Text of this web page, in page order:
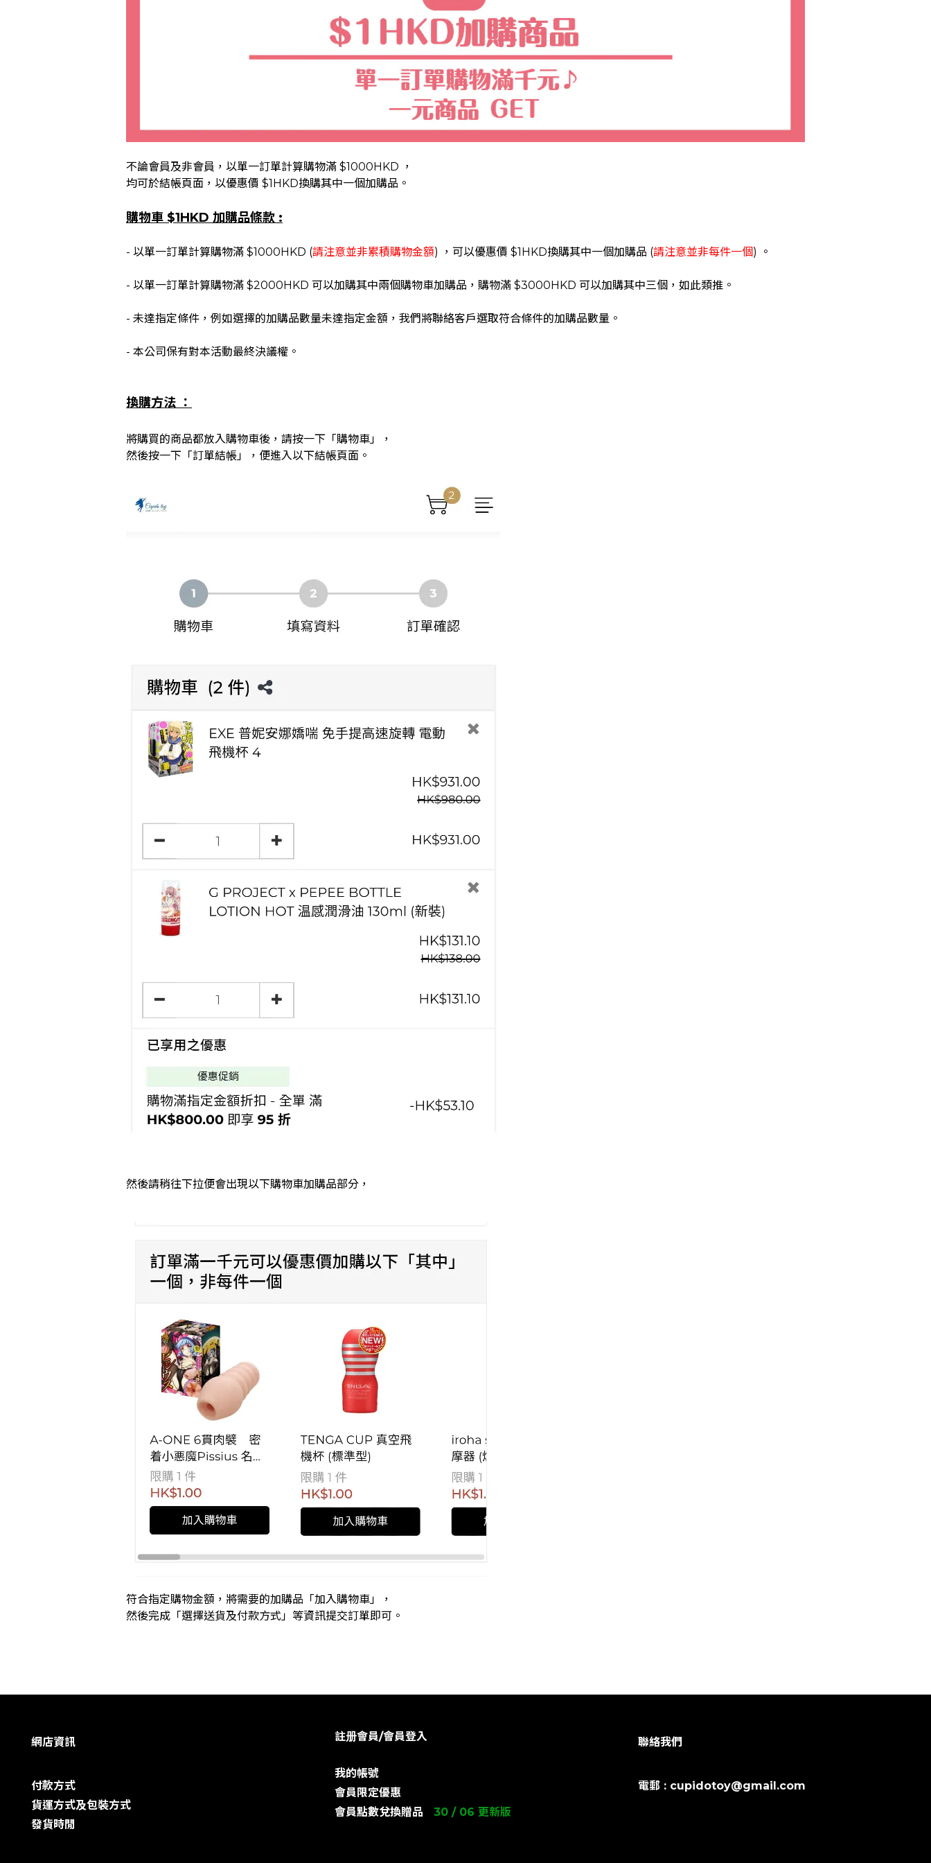
不論會員及非會員，以單一訂單計算購物滿 $1000HKD ，
均可於結帳頁面，以優惠價 $1HKD換購其中一個加購品。
購物車 $1HKD 加購品條款 :
- 以單一訂單計算購物滿 $1000HKD (請注意並非累積購物金額) ， 可以優惠價 $1HKD換購其中一個加購品 (請注意並非每件一個) 。
- 以單一訂單計算購物滿 $2000HKD 可以加購其中兩個購物車加購品， 購物滿 $3000HKD 可以加購其中三個，如此類推。
- 未達指定條件，例如選擇的加購品數量未達指定金額， 我們將聯絡客戶選取符合條件的加購品數量。
- 本公司保有對本活動最終決議權。
換購方法 ：
將購買的商品都放入購物車後，請按一下「購物車」，
然後按一下「訂單結帳」，便進入以下結帳頁面。
然後請稍往下拉便會出現以下購物車加購品部分，
符合指定購物金額，將需要的加購品「加入購物車」，
然後完成「選擇送貨及付款方式」等資訊提交訂單即可。
網店資訊
付款方式
貨運方式及包裝方式
發貨時閒
註册會員/會員登入
我的帳號
會員限定優惠
會員點數兌換贈品
30 / 06 更新版
聯絡我們
電郵 : cupidotoy@gmail.com